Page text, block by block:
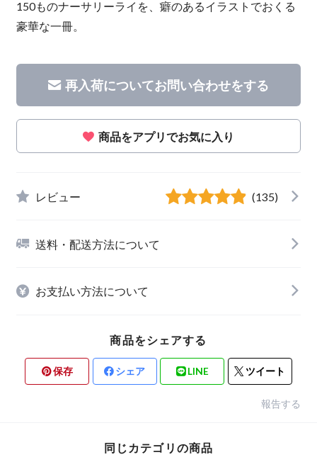
150ものナーサリーライを、癖のあるイラストでおくる
豪華な一冊。
再入荷についてお問い合わせをする
商品をアプリでお気に入り
レビュー (135)
送料・配送方法について
お支払い方法について
商品をシェアする
保存 シェア LINE ツイート
報告する
同じカテゴリの商品